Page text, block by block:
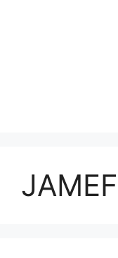
JAMEF